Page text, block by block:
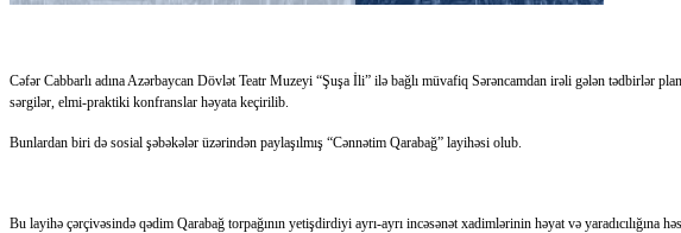
Cəfər Cabbarlı adına Azərbaycan Dövlət Teatr Muzeyi “Şuşa İli” ilə bağlı müvafiq Sərəncamdan irəli gələn tədbirlər
sərgilər, elmi-praktiki konfranslar həyata keçirilib.
Bunlardan biri də sosial şəbəkələr üzərindən paylaşılmış “Cənnətim Qarabağ” layihəsi olub.
Bu layihə çərçivəsində qədim Qarabağ torpağının yetişdirdiyi ayrı-ayrı incəsənət xadimlərinin həyat və